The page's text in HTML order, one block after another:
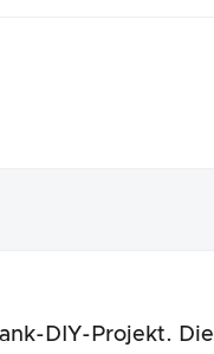
DIY-Projekt. Die